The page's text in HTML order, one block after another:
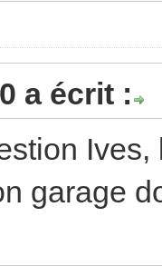
a écrit :
garage